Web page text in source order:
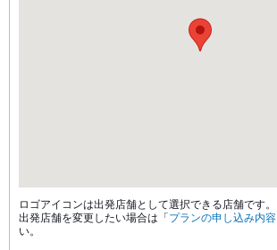
ロゴアイコンは出発店舗として選択できる店舗です。
出発店舗を変更したい場合は「プランの申し込み内容
い。